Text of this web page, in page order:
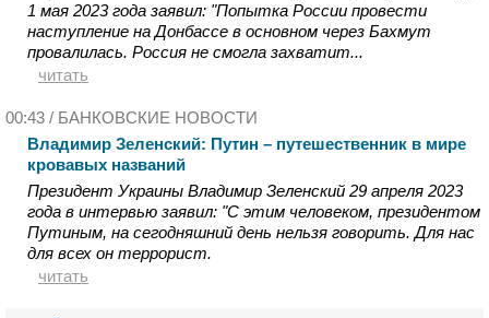
1 мая 2023 года заявил: "Попытка России провести
наступление на Донбассе в основном через Бахмут
провалилась. Россия не смогла захватит...
читать
00:43 / БАНКОВСКИЕ НОВОСТИ
Владимир Зеленский: Путин – путешественник в мире
кровавых названий
Президент Украины Владимир Зеленский 29 апреля 2023
года в интервью заявил: "С этим человеком, президентом
Путиным, на сегодняшний день нельзя говорить. Для нас
для всех он террорист.
читать